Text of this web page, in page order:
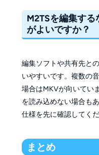
M2TSを編集す
がよいですか？
編集ソフトや共有先と
いやすいです。複数の
場合はMKVが向いてい
を読み込めない場合も
仕様を先に確認してくだ
まとめ